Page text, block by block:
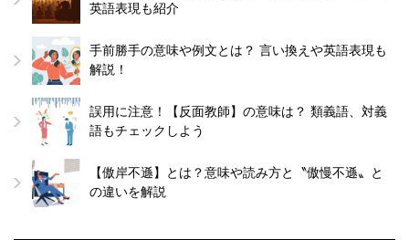
英語表現も紹介
手前勝手の意味や例文とは？ 言い換えや英語表現も
解説！
誤用に注意！【反面教師】の意味は？ 類義語、対義
語もチェックしよう
【傲岸不遜】とは？意味や読み方と〝傲慢不遜〟と
の違いを解説